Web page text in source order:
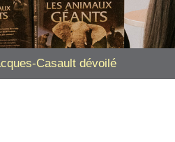
Casault dévoilé